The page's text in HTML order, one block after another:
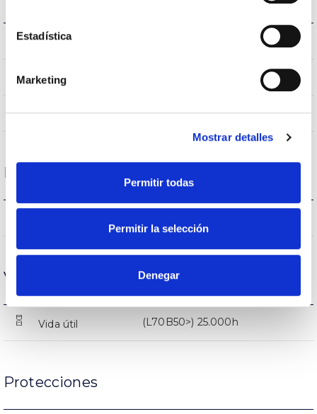
Estadística
Marketing
Mostrar detalles
Permitir todas
Permitir la selección
Denegar
IP Índice de estanqueidad IP20
Color cuerpo Blanco
Cuerpo PC
Rendimiento
Vida
Vida útil (L70B50>) 25.000h
Protecciones